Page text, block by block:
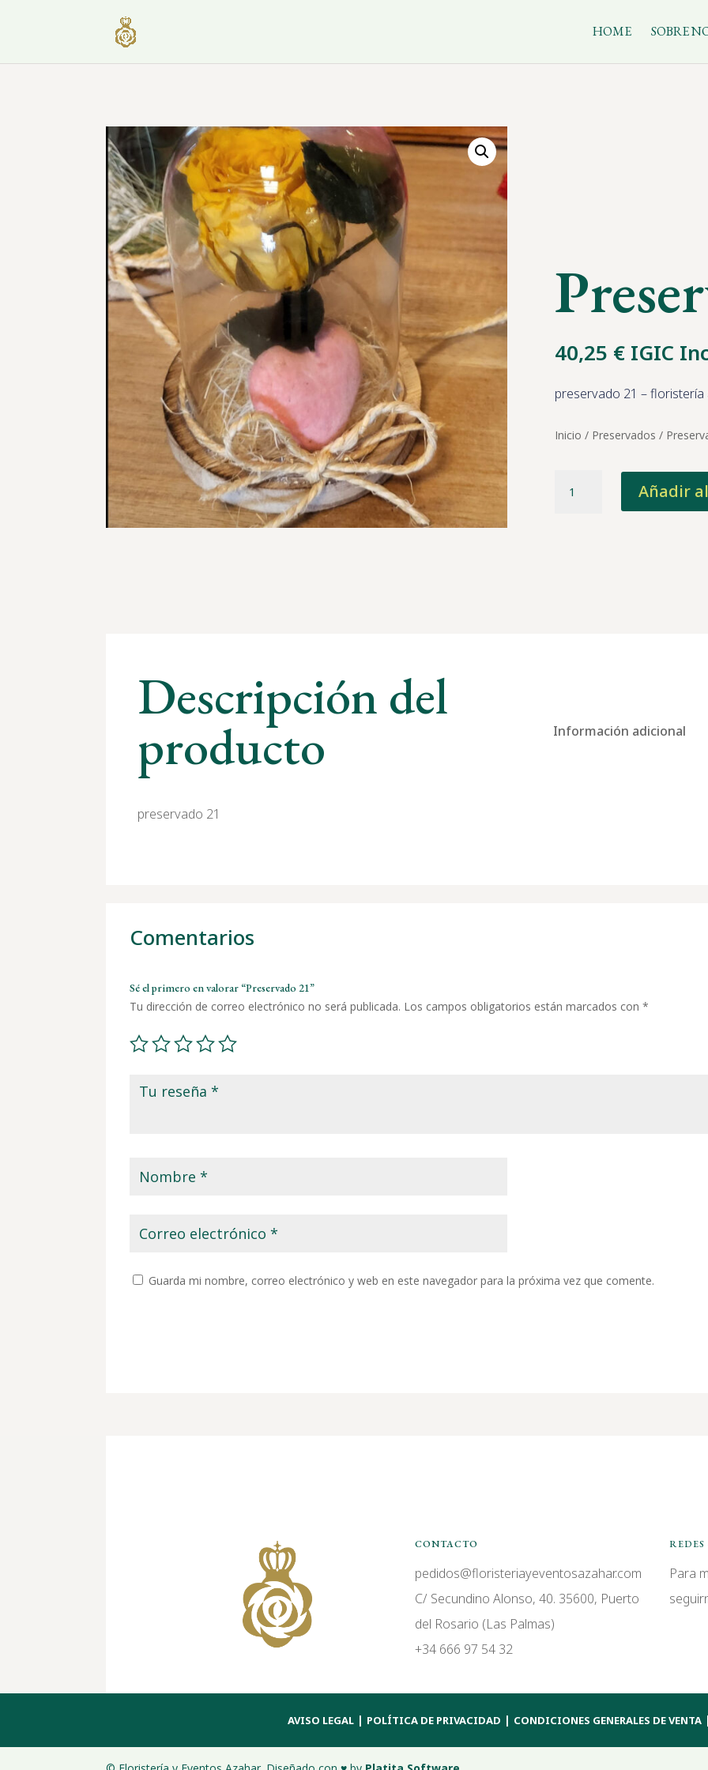
HOME SOBRE
40,25 € IGIC
preservado 21 – floristería
Inicio / Preservados /
Añadir
Descripción del
producto
preservado 21
Información adicional
Comentarios
Sé el primero en valorar “Preservado 21”
Tu dirección de correo electrónico no será publicada. Los campos obligatorios están marcados con*
Guarda mi nombre, correo electrónico y web en este navegador para la próxima vez que comente.
CONTACTO
pedidos@floristeriayeventosazahar.com
C/ Secundino Alonso, 40. 35600, Puerto
del Rosario (Las Palmas)
+34 666 97 54 32
REDES
Para
AVISO LEGAL | POLÍTICA DE PRIVACIDAD | CONDICIONES GENERALES DE VENTA |